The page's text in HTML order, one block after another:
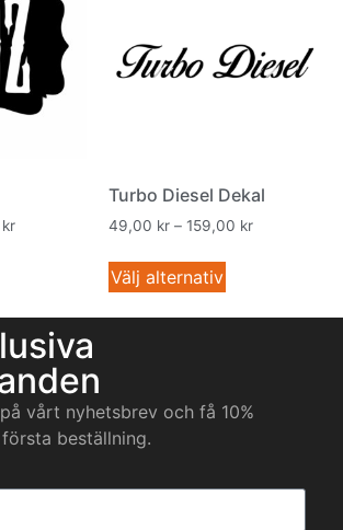
kr
Turbo Diesel Dekal
49,00 kr – 159,00 kr
Välj alternativ
vårt nyhetsbrev och få 10%
beställning.